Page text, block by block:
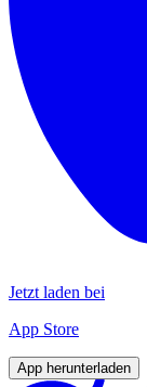
Jetzt laden bei
App Store
App herunterladen